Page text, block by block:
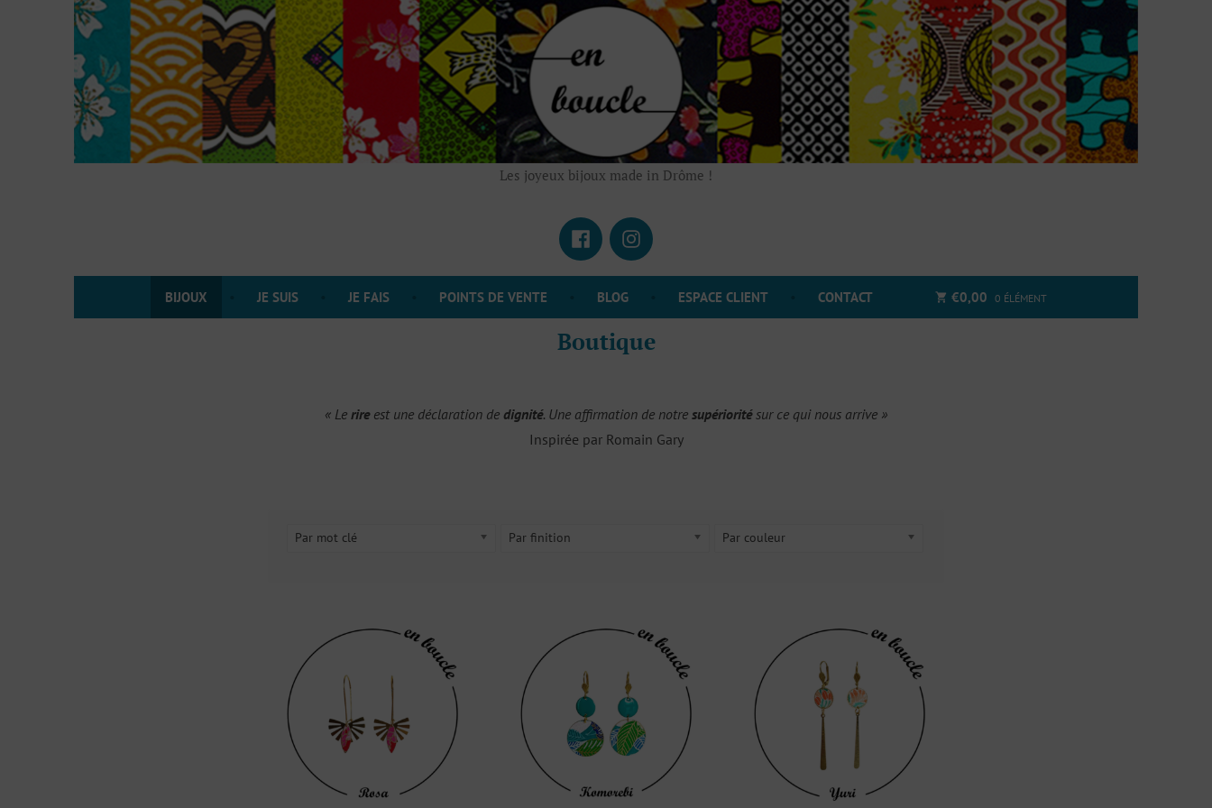
Accéder
au
contenu
Les joyeux bijoux made in Drôme !
BIJOUX JE SUIS JE FAIS POINTS DE VENTE BLOG ESPACE CLIENT CONTACT €0,00 0 ÉLÉMENT
FacebookInstagram
Boutique
« Le rire est une déclaration de dignité. Une affirmation de notre supérioritésur ce qui nous arrive »
Inspirée par Romain Gary
Par mot clé Par finition Par couleur